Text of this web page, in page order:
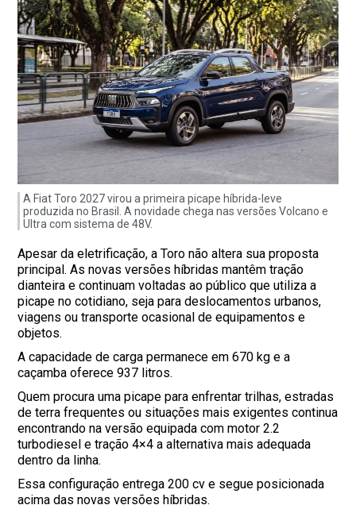
A Fiat Toro 2027 virou a primeira picape híbrida-leve
produzida no Brasil. A novidade chega nas versões Volcano e
Ultra com sistema de 48V.
Apesar da eletrificação, a Toro não altera sua proposta
principal. As novas versões híbridas mantêm tração
dianteira e continuam voltadas ao público que utiliza a
picape no cotidiano, seja para deslocamentos urbanos,
viagens ou transporte ocasional de equipamentos e
objetos.
A capacidade de carga permanece em 670 kg e a
caçamba oferece 937 litros.
Quem procura uma picape para enfrentar trilhas, estradas
de terra frequentes ou situações mais exigentes continua
encontrando na versão equipada com motor 2.2
turbodiesel e tração 4×4 a alternativa mais adequada
dentro da linha.
Essa configuração entrega 200 cv e segue posicionada
acima das novas versões híbridas.